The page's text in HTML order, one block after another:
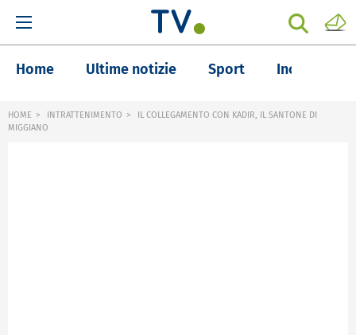
Home Ultime notizie Sport Inchieste
HOME INTRATTENIMENTO
IL COLLEGAMENTO CON KADIR, IL SANTONE DI
MIGGIANO